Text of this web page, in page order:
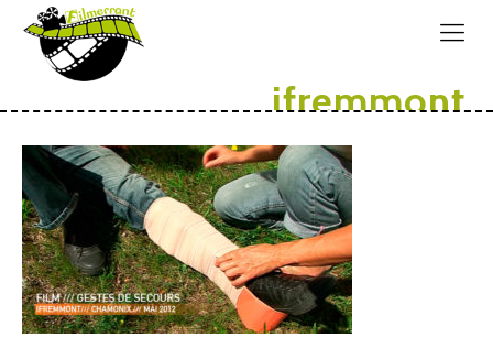
ifremmont